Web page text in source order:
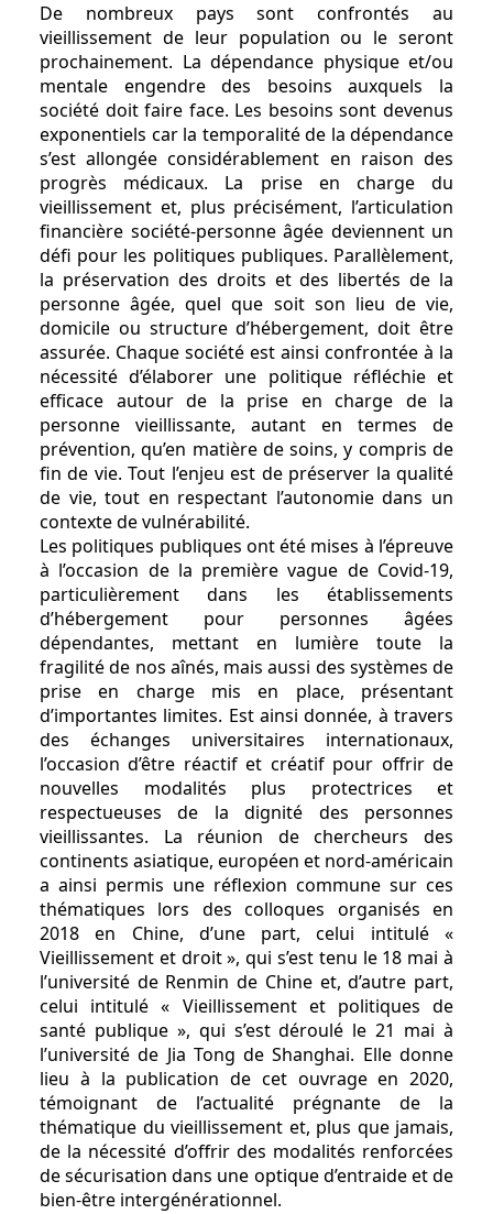
De nombreux pays sont confrontés au
vieillissement de leur population ou le seront
prochainement. La dépendance physique et/ou
mentale engendre des besoins auxquels la
société doit faire face. Les besoins sont devenus
exponentiels car la temporalité de la dépendance
s’est allongée considérablement en raison des
progrès médicaux. La prise en charge du
vieillissement et, plus précisément, l’articulation
financière société-personne âgée deviennent un
défi pour les politiques publiques. Parallèlement,
la préservation des droits et des libertés de la
personne âgée, quel que soit son lieu de vie,
domicile ou structure d’hébergement, doit être
assurée. Chaque société est ainsi confrontée à la
nécessité d’élaborer une politique réfléchie et
efficace autour de la prise en charge de la
personne vieillissante, autant en termes de
prévention, qu’en matière de soins, y compris de
fin de vie. Tout l’enjeu est de préserver la qualité
de vie, tout en respectant l’autonomie dans un
contexte de vulnérabilité.
Les politiques publiques ont été mises à l’épreuve
à l’occasion de la première vague de Covid-19,
particulièrement dans les établissements
d’hébergement pour personnes âgées
dépendantes, mettant en lumière toute la
fragilité de nos aînés, mais aussi des systèmes de
prise en charge mis en place, présentant
d’importantes limites. Est ainsi donnée, à travers
des échanges universitaires internationaux,
l’occasion d’être réactif et créatif pour offrir de
nouvelles modalités plus protectrices et
respectueuses de la dignité des personnes
vieillissantes. La réunion de chercheurs des
continents asiatique, européen et nord-américain
a ainsi permis une réflexion commune sur ces
thématiques lors des colloques organisés en
2018 en Chine, d’une part, celui intitulé «
Vieillissement et droit », qui s’est tenu le 18 mai à
l’université de Renmin de Chine et, d’autre part,
celui intitulé « Vieillissement et politiques de
santé publique », qui s’est déroulé le 21 mai à
l’université de Jia Tong de Shanghai. Elle donne
lieu à la publication de cet ouvrage en 2020,
témoignant de l’actualité prégnante de la
thématique du vieillissement et, plus que jamais,
de la nécessité d’offrir des modalités renforcées
de sécurisation dans une optique d’entraide et de
bien-être intergénérationnel.